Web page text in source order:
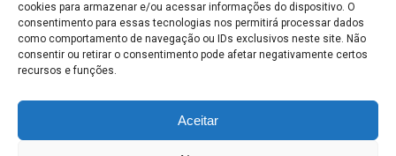
cookies para armazenar e/ou acessar informações do dispositivo. O
consentimento para essas tecnologias nos permitirá processar dados
como comportamento de navegação ou IDs exclusivos neste site. Não
consentir ou retirar o consentimento pode afetar negativamente certos
recursos e funções.
Aceitar
MAPA DO SITE